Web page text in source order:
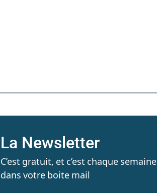
La Newsletter
C’est gratuit, et c’est chaque semaine
dans votre boite mail